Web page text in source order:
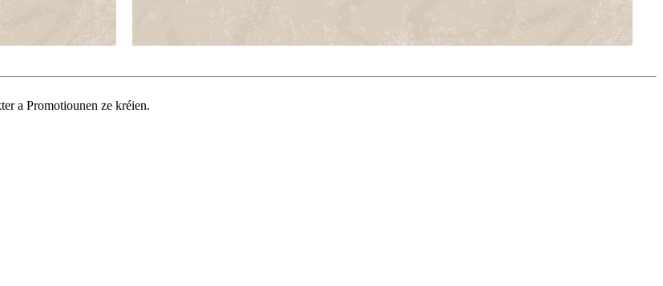
a Promotiounen ze kréien.